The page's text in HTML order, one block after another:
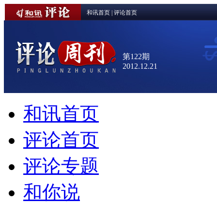
和讯首页 评论首页
第122期
2012.12.21
和讯首页
评论首页
评论专题
和你说